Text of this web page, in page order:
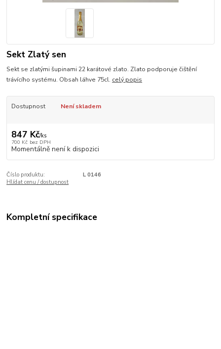
Sekt Zlatý sen
Sekt se zlatými šupinami 22 karátové zlato. Zlato podporuje čištění
trávícího systému. Obsah láhve 75cl. celý popis
Dostupnost Není skladem
847 Kč/ks
700 Kč bez DPH
Momentálně není k dispozici
Číslo produktu:
L 0146
Hlídat cenu / dostupnost
Kompletní specifikace